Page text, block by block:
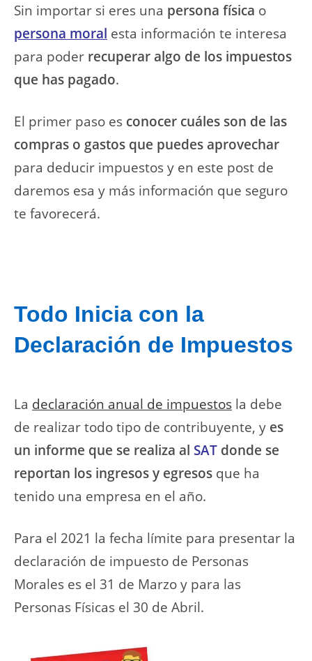
Sin importar si eres una persona física o
persona moral esta información te interesa
para poder recuperar algo de los impuestos
que has pagado.
El primer paso es conocer cuáles son de las
compras o gastos que puedes aprovechar
para deducir impuestos y en este post de
daremos esa y más información que seguro
te favorecerá.
Todo Inicia con la
Declaración de Impuestos
La declaración anual de impuestos la debe
de realizar todo tipo de contribuyente, y es
un informe que se realiza al SAT donde se
reportan los ingresos y egresos que ha
tenido una empresa en el año.
Para el 2021 la fecha límite para presentar la
declaración de impuesto de Personas
Morales es el 31 de Marzo y para las
Personas Físicas el 30 de Abril.